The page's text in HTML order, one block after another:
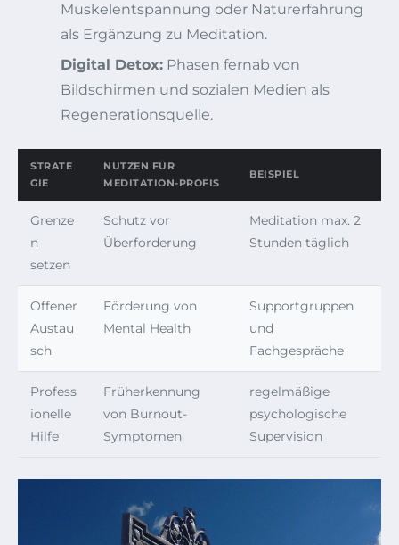
Muskelentspannung oder Naturerfahrung
als Ergänzung zu Meditation.
Digital Detox: Phasen fernab von
Bildschirmen und sozialen Medien als
Regenerationsquelle.
STRATE
GIE
NUTZEN FÜR
MEDITATION-PROFIS
BEISPIEL
Grenze
n
setzen
Schutz vor
Überforderung
Meditation max. 2
Stunden täglich
Offener
Austau
sch
Förderung von
Mental Health
Supportgruppen
und
Fachgespräche
Profess
ionelle
Hilfe
Früherkennung
von Burnout-
Symptomen
regelmäßige
psychologische
Supervision